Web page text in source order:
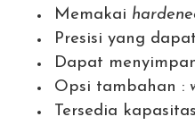
Memakai
Presisi yang
Dapat
Opsi tambahan :
Tersedia